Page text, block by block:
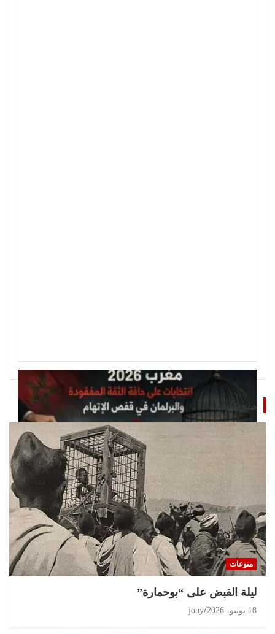
تحقيقات
مغرب 2026 انتخابات على حافة الثقة المفقودة و
البرلمان في قفص الإتهام
jouy
منوعات
منوعات
ليلة القبض على “بوحمارة”
18 يونيو، 2026 jouy